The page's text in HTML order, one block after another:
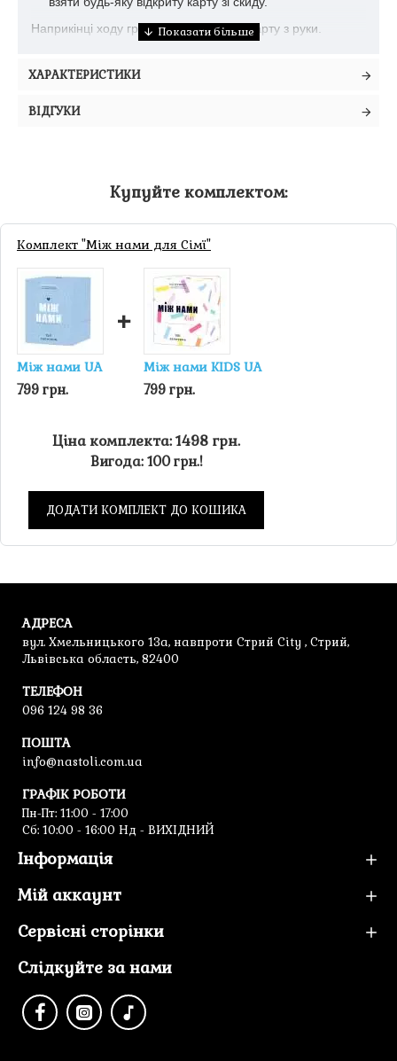
Наприкінці ходу гравець скидає одну карту з руки.
ВИЗНАЧЕННЯ ПЕРЕМОЖЦЯ
підрахунку очок передбачений спеціальний блокнот.
Перемагає гравець з найбільшою кількістю очок.
ХАРАКТЕРИСТИКИ
ВІДГУКИ
Купуйте комплектом:
Комплект "Між нами для Сімї"
Між нами UA
799 грн.
+
Між нами KIDS UA
799 грн.
Ціна комплекта: 1498 грн.
Вигода: 100 грн.!
ДОДАТИ КОМПЛЕКТ ДО КОШИКА
АДРЕСА
вул. Хмельницького 13а, навпроти Стрий City , Стрий,
Львівська область, 82400
ТЕЛЕФОН
096 124 98 36
ПОШТА
info@nastoli.com.ua
ГРАФІК РОБОТИ
Пн-Пт: 11:00 - 17:00
Cб: 10:00 - 16:00 Нд - ВИХІДНИЙ
Інформація
Мій аккаунт
Сервісні сторінки
Слідкуйте за нами